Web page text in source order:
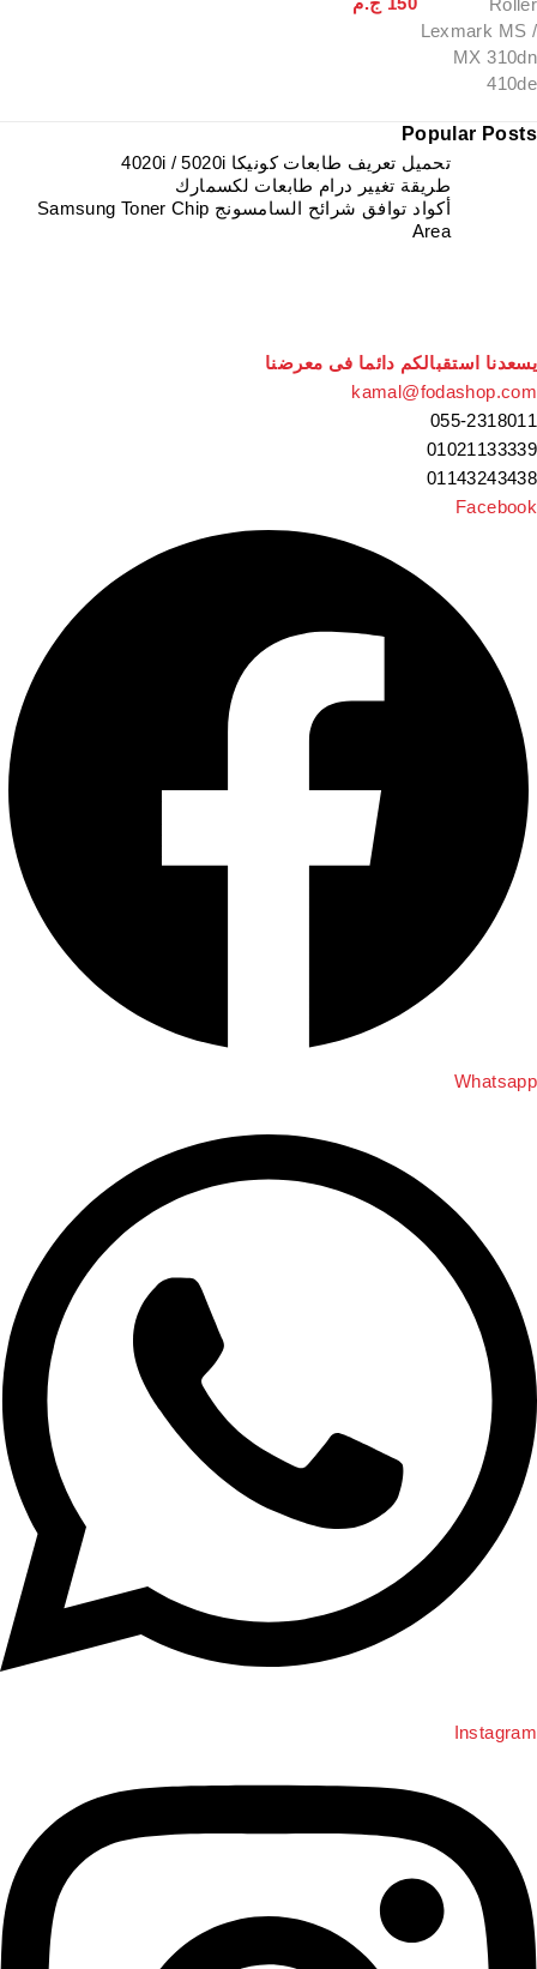
Popular Posts
تحميل تعريف طابعات كونيكا 4020i / 5020i
طريقة تغيير درام طابعات لكسمارك
أكواد توافق شرائح السامسونج Samsung Toner Chip
Area
يسعدنا استقبالكم دائما فى معرضنا
kamal@fodashop.com
055-2318011
01021133339
01143243438
Facebook
Whatsapp
Instagram